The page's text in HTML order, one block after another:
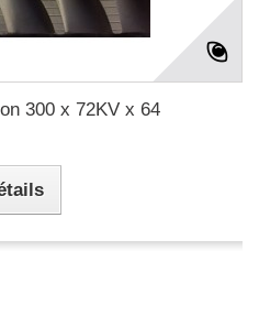
300 x 72KV x 64